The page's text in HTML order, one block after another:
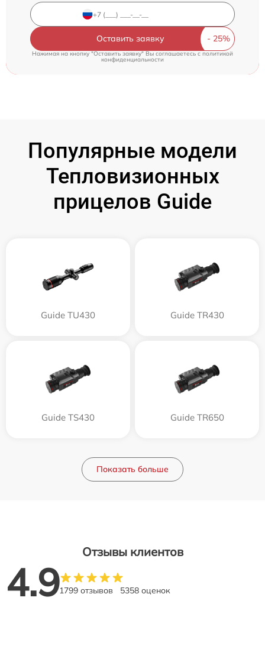
Оставить заявку
Нажимая на кнопку "Оставить заявку" Вы соглашаетесь c политикой
конфиденциальности
Популярные модели
Тепловизионных
прицелов Guide
Guide TU430 Guide TR430
Guide TS430 Guide TR650
Показать больше
Отзывы клиентов
4.91799 отзывов 5358 оценок